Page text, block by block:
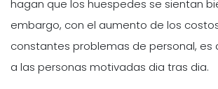
hagan que los huespedes se sientan
embargo, con el aumento de los
constantes problemas de personal, es
a las personas motivadas dia tras dia.